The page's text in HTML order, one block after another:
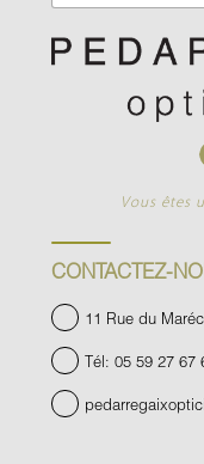
a
i
Vous êtes
CONTACTEZ-
11 Rue du
Tél: 05 59 27 67